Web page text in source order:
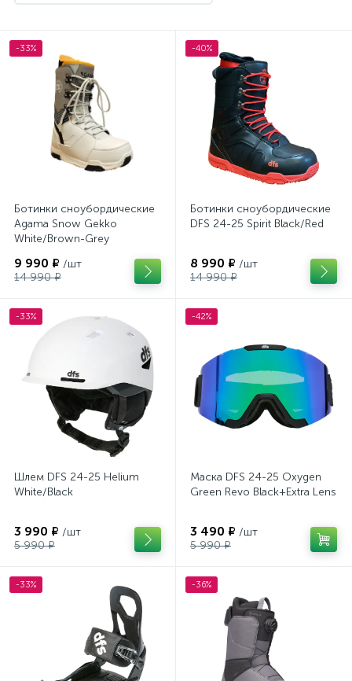
Шлемы 1
-33%
Ботинки сноубордические
Agama Snow Gekko
White/Brown-Grey
9 990 ₽ /шт
14 990 ₽
-40%
Ботинки сноубордические
DFS 24-25 Spirit Black/Red
8 990 ₽ /шт
14 990 ₽
-33%
Шлем DFS 24-25 Helium
White/Black
3 990 ₽ /шт
5 990 ₽
-42%
Маска DFS 24-25 Oxygen
Green Revo Black+Extra Lens
3 490 ₽ /шт
5 990 ₽
-33% -36%